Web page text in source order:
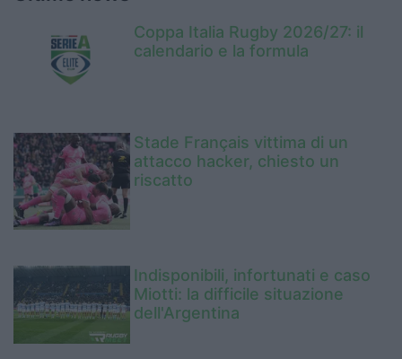
Coppa Italia Rugby 2026/27: il
calendario e la formula
Stade Français vittima di un
attacco hacker, chiesto un
riscatto
Indisponibili, infortunati e caso
Miotti: la difficile situazione
dell'Argentina